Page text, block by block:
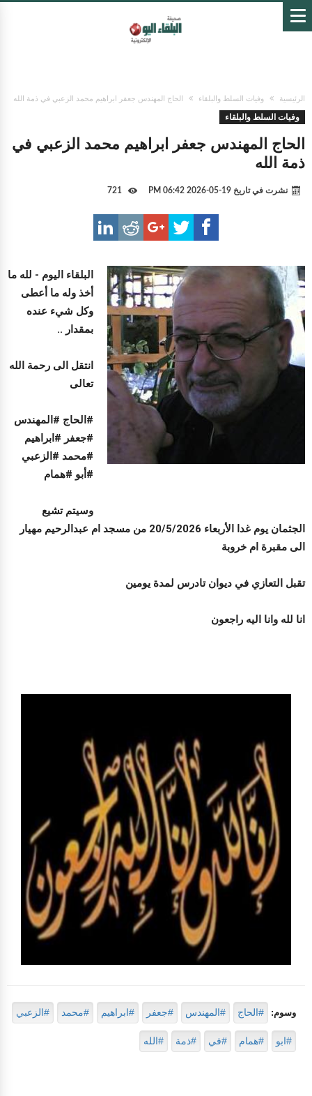
الرئيسية وفيات السلط والبلقاء الحاج المهندس جعفر ابراهيم محمد الزعبي في ذمة الله
وفيات السلط والبلقاء
الحاج المهندس جعفر ابراهيم محمد الزعبي في
ذمة الله
نشرت في تاريخ 19-05-2026 06:42 PM
البلقاء اليوم - لله ما
أخذ وله ما أعطى
وكل شيء عنده
بمقدار ..
انتقل الى رحمة الله
تعالى
#الحاج #المهندس
#جعفر #ابراهيم
#محمد #الزعبي
#أبو #همام
وسيتم تشيع
الجثمان يوم غدا الأربعاء 20/5/2026 من مسجد ام عبدالرحيم مهيار
الى مقبرة ام خروبة
تقبل التعازي في ديوان تادرس لمدة يومين
انا لله وانا اليه راجعون
وسوم: #الحاج #المهندس #جعفر #ابراهيم #محمد #الزعبي
#ابو #همام #في #ذمة #الله